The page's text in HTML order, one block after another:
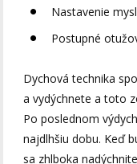
Nastavenie
Postupné
Dychová technika
a vydýchnete a toto
Po poslednom
najdlhšiu dobu. Keď
sa zhlboka